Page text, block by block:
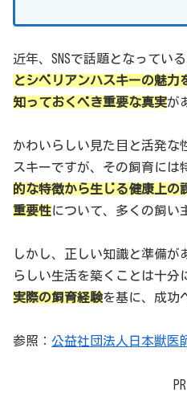
近年、SNSで話題となってい
とシベリアンハスキーの魅力
知っておくべき重要な真実が
かわいらしい見た目と活発な
スキーですが、その飼育には
的な特徴から生じる健康上の
重要性について、多くの飼い
しかし、正しい知識と準備が
らしい生活を築くことは十分
実際の飼育経験を基に、成功
参照： 公益社団法人日本獣医
PR